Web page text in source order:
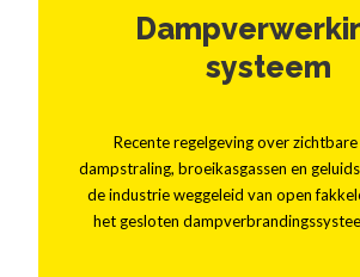
systeem
Recente regelgeving over zichtbare
dampstraling, broeikasgassen en
de industrie weggeleid van open
het gesloten